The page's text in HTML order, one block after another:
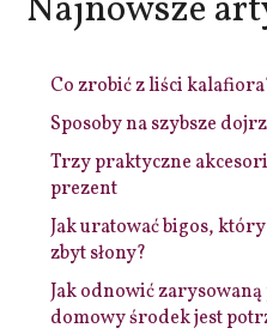
Najnowsze
Co zrobić z liści
Sposoby na szybsze
Trzy praktyczne
prezent
Jak uratować bigos,
zbyt słony?
Jak odnowić
domowy środek jest